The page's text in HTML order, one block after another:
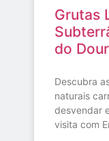
Grutas
do
Descubra
naturais
desvendar
visita com